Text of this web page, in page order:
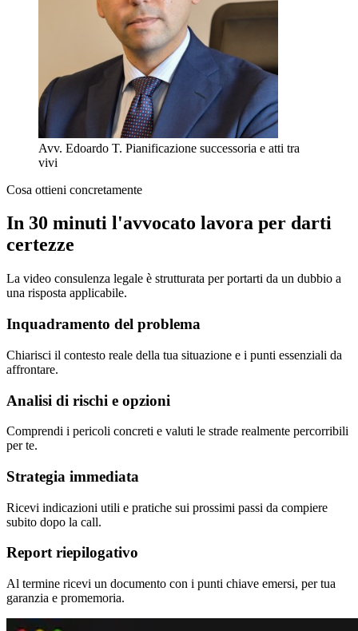
Avv. Edoardo T. Pianificazione successoria e atti tra
vivi
Cosa ottieni concretamente
In 30 minuti l'avvocato lavora per darti
certezze
La video consulenza legale è strutturata per portarti da un dubbio a
una risposta applicabile.
Inquadramento del problema
Chiarisci il contesto reale della tua situazione e i punti essenziali da
affrontare.
Analisi di rischi e opzioni
Comprendi i pericoli concreti e valuti le strade realmente percorribili
per te.
Strategia immediata
Ricevi indicazioni utili e pratiche sui prossimi passi da compiere
subito dopo la call.
Report riepilogativo
Al termine ricevi un documento con i punti chiave emersi, per tua
garanzia e promemoria.